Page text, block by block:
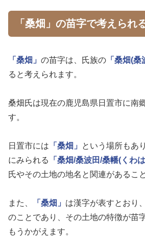
「桑畑」の苗字で考えられ
「桑畑」 の苗字は、氏族の 「桑畑(桑
ると考えられます。
桑畑氏は現在の鹿児島県日置市に南
す。
日置市には 「桑畑」
という場所もあ
にみられる
「桑畑/桑波田/桑幡(くわは
氏やその土地の地名と関連があるこ
また、 「桑畑」 は漢字が表すとおり
のことであり、その土地の特徴が苗
もうかがえます。